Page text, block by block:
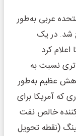
عربی به‌طور
شد. در یک
اعلام کرد
نسبت به
عظیم به‌طور
که آمریکا برای
خالص نفت
(نقطه تحویل